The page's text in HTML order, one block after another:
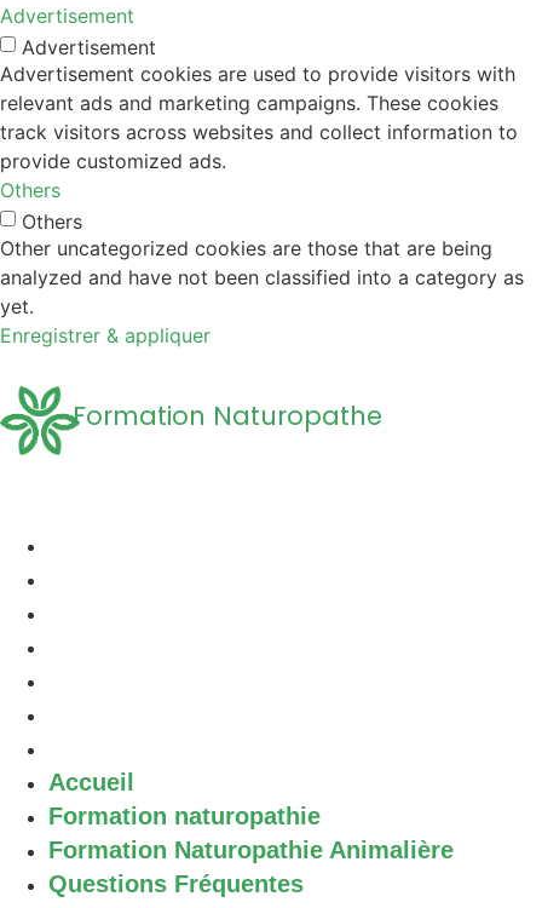
Advertisement
Advertisement
Advertisement cookies are used to provide visitors with
relevant ads and marketing campaigns. These cookies
track visitors across websites and collect information to
provide customized ads.
Others
Others
Other uncategorized cookies are those that are being
analyzed and have not been classified into a category as
yet.
Enregistrer & appliquer
Formation Naturopathe
Accueil
Formation naturopathie
Formation Naturopathie Animalière
Questions Fréquentes